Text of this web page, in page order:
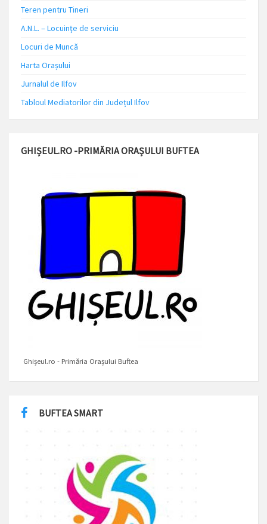
Teren pentru Tineri
A.N.L. – Locuinţe de serviciu
Locuri de Muncă
Harta Orașului
Jurnalul de Ilfov
Tabloul Mediatorilor din Județul Ilfov
GHIȘEUL.RO -PRIMĂRIA ORAȘULUI BUFTEA
Ghișeul.ro - Primăria Orașului Buftea
BUFTEA SMART